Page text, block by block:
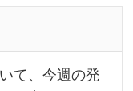
て、今週の発